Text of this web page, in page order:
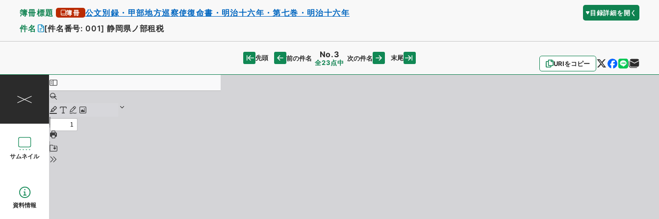
簿冊標題 簿冊 公文別録・甲部地方巡察使復命書・明治十六年・第七巻・明治十六年 目録詳細を開く
件名 [件名番号: 001] 静岡県ノ部租税
URIをコピー
先頭 前の件名 No.3
全23点中
次の件名 末尾
サムネイル
資料情報